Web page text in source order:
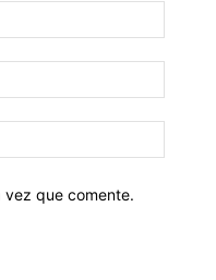
vez que comente.